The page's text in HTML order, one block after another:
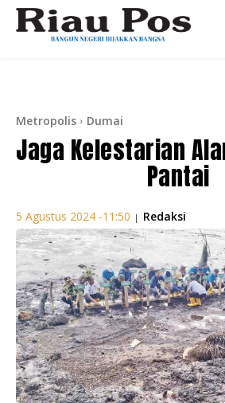
Metropolis Dumai
Jaga Kelestarian
Pantai
5 Agustus 2024 -11:50 | Redaksi